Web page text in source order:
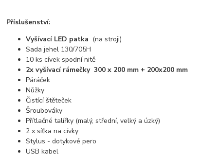
Příslušenství:
Vyšívací LED patka (na stroji)
Sada jehel 130/705H
10 ks cívek spodní nitě
2x vyšívací rámečky 300 x 200 mm + 200x200 mm
Páráček
Nůžky
Čistící štěteček
Šroubováky
Přítlačné talířky (malý, střední, velký a úzký)
2 x síťka na cívky
Stylus - dotykové pero
USB kabel